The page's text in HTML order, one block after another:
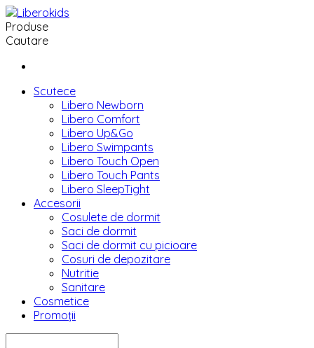
Produse
Cautare
Scutece
Libero Newborn
Libero Comfort
Libero Up&Go
Libero Swimpants
Libero Touch Open
Libero Touch Pants
Libero SleepTight
Accesorii
Cosulete de dormit
Saci de dormit
Saci de dormit cu picioare
Cosuri de depozitare
Nutritie
Sanitare
Cosmetice
Promoții